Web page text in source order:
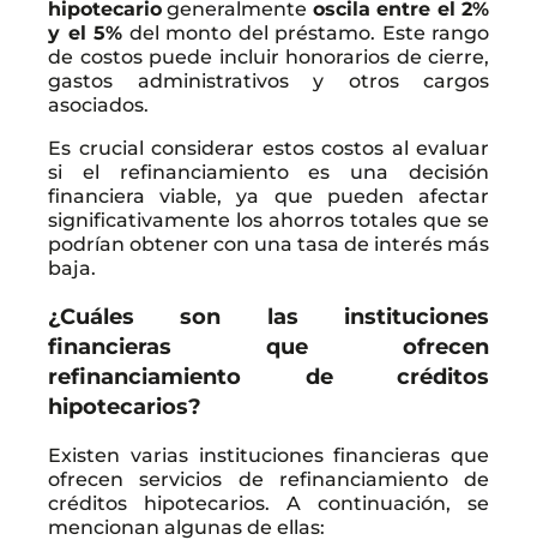
hipotecario generalmente oscila entre el 2%
y el 5% del monto del préstamo. Este rango
de costos puede incluir honorarios de cierre,
gastos administrativos y otros cargos
asociados.
Es crucial considerar estos costos al evaluar
si el refinanciamiento es una decisión
financiera viable, ya que pueden afectar
significativamente los ahorros totales que se
podrían obtener con una tasa de interés más
baja.
¿Cuáles son las instituciones
financieras que ofrecen
refinanciamiento de créditos
hipotecarios?
Existen varias instituciones financieras que
ofrecen servicios de refinanciamiento de
créditos hipotecarios. A continuación, se
mencionan algunas de ellas: